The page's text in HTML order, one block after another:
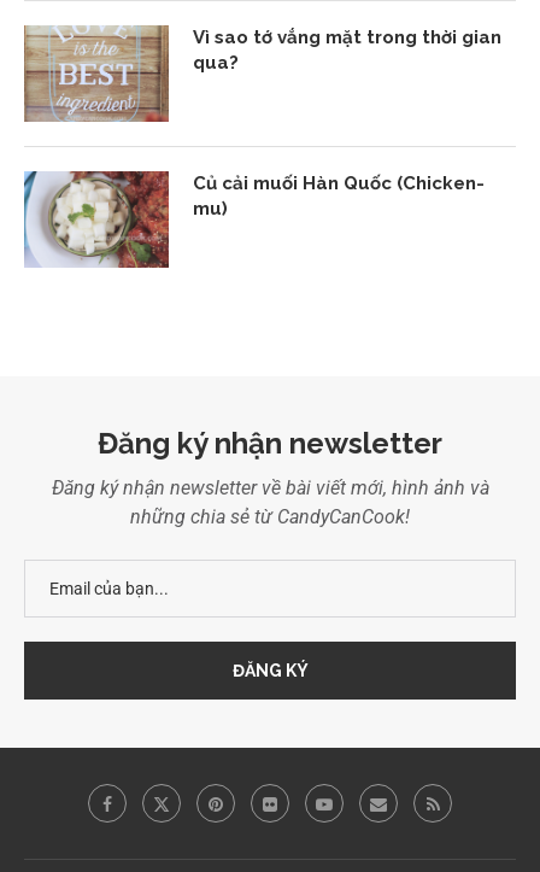
Vì sao tớ vắng mặt trong thời gian
qua?
Củ cải muối Hàn Quốc (Chicken-
mu)
Đăng ký nhận newsletter
Đăng ký nhận newsletter về bài viết mới, hình ảnh và
những chia sẻ từ CandyCanCook!